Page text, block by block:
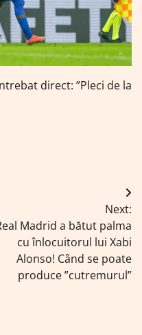
direct: ”Pleci de la
Next:
Madrid a bătut palma
cu înlocuitorul lui Xabi
Alonso! Când se poate
produce ”cutremurul”